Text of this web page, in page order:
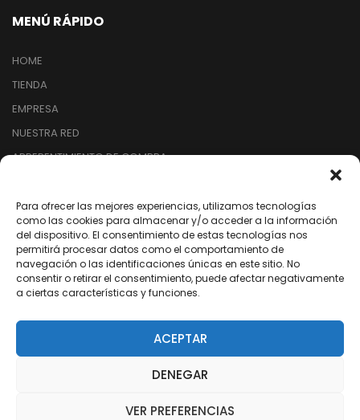
Para ofrecer las mejores experiencias, utilizamos tecnologías
como las cookies para almacenar y/o acceder a la información
del dispositivo. El consentimiento de estas tecnologías nos
permitirá procesar datos como el comportamiento de
navegación o las identificaciones únicas en este sitio. No
consentir o retirar el consentimiento, puede afectar negativamente
a ciertas características y funciones.
ACEPTAR
DENEGAR
VER PREFERENCIAS
MENÚ RÁPIDO
HOME
TIENDA
EMPRESA
NUESTRA RED
ARREPENTIMIENTO DE COMPRA
SEGUINOS EN REDES
/dixter.arg
/dixter.arg